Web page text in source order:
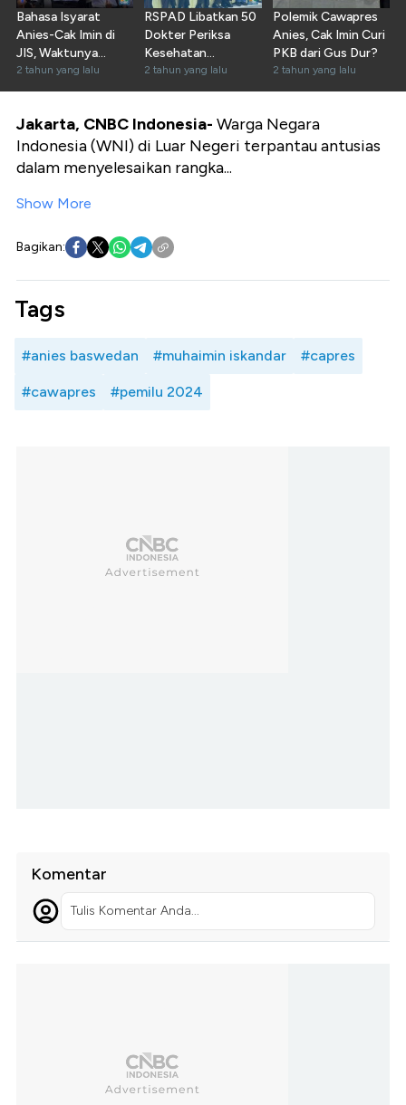
Bahasa Isyarat
Anies-Cak Imin di
JIS, Waktunya
Perubahan
2 tahun yang lalu
RSPAD Libatkan 50
Dokter Periksa
Kesehatan
Pasangan AMIN
2 tahun yang lalu
Polemik Cawapres
Anies, Cak Imin Curi
PKB dari Gus Dur?
2 tahun yang lalu
Jakarta, CNBC Indonesia- Warga Negara
Indonesia (WNI) di Luar Negeri terpantau antusias
dalam menyelesaikan rangka...
Show More
Bagikan:
Tags
#anies baswedan #muhaimin iskandar #capres
#cawapres #pemilu 2024
Komentar
Tulis Komentar Anda...